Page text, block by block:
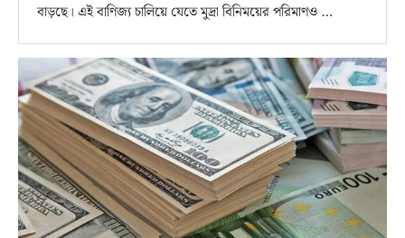
বাড়ছে। এই বাণিজ্য চালিয়ে যেতে মুদ্রা বিনিময়ের পরিমাণও …